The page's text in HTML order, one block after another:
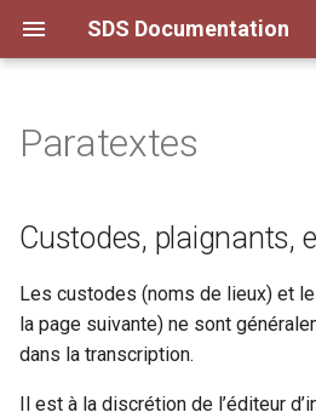
SDS Documentation
a
Normalisation
Caractères spéciaux
Majuscules et minuscule
Ensemble et séparé
Nombres et chiffres
Custodes, plaignants, en-
Notes marginales
Personnes
Organisations et familles
Lieux et espaces
Mots clés
Lemme (Glossaire)
ab
abbr
add
additional
addSpan
Paratextes
Custodes, plaignants,
Les custodes (noms de lieux) et
la page suivante) ne sont
dans la transcription.
Il est à la discrétion de l’éditeur